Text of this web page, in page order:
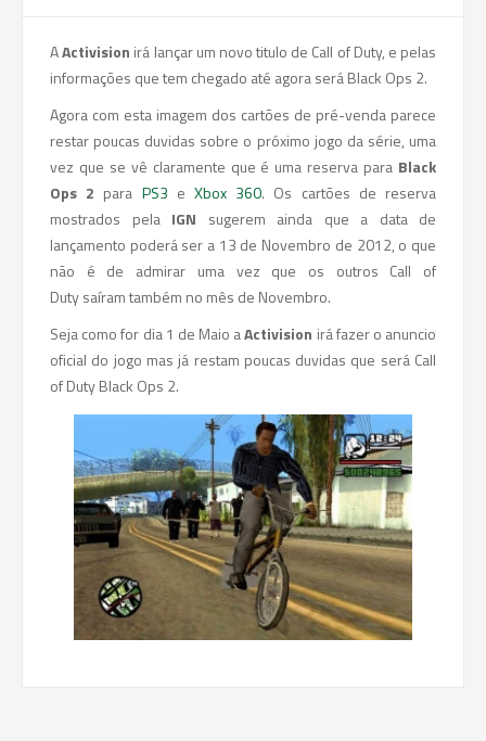
AActivision irá lançar um novo titulo de Call of Duty, e pelas
informações que tem chegado até agora será Black Ops 2.
Agora com esta imagem dos cartões de pré-venda parece
restar poucas duvidas sobre o próximo jogo da série, uma
vez que se vê claramente que é uma reserva para Black
Ops 2 para PS3 eXbox 360. Os cartões de reserva
mostrados pela IGN sugerem ainda que a data de
lançamento poderá ser a 13 de Novembro de 2012, o que
não é de admirar uma vez que os outros Call of
Duty saíram também no mês de Novembro.
Seja como for dia 1 de Maio aActivision irá fazer o anuncio
oficial do jogo mas já restam poucas duvidas que será Call
of Duty Black Ops 2.